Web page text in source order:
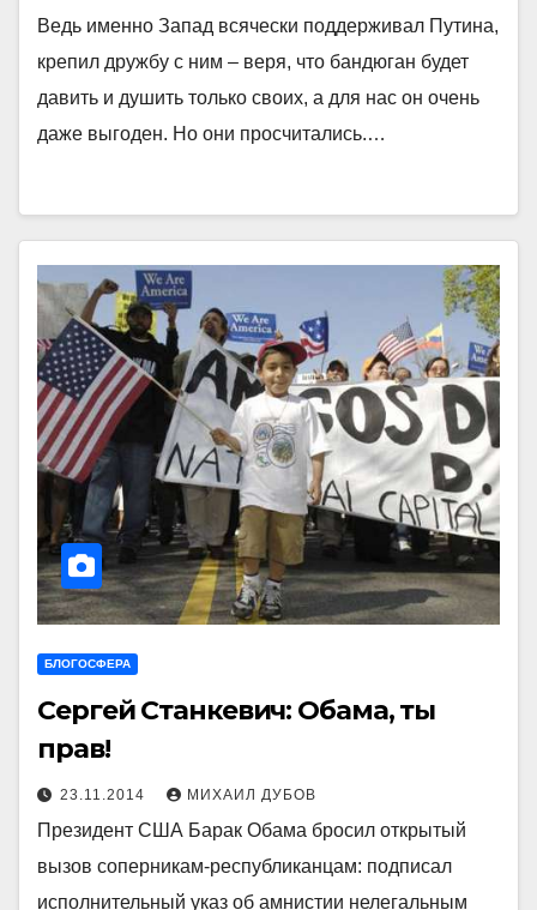
Ведь именно Запад всячески поддерживал Путина,
крепил дружбу с ним – веря, что бандюган будет
давить и душить только своих, а для нас он очень
даже выгоден. Но они просчитались.…
БЛОГОСФЕРА
Сергей Станкевич: Обама, ты
прав!
23.11.2014 МИХАИЛ ДУБОВ
Президент США Барак Обама бросил открытый
вызов соперникам-республиканцам: подписал
исполнительный указ об амнистии нелегальным